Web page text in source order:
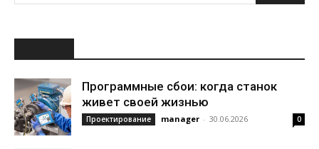
Программные сбои: когда станок
живет своей жизнью
Проектирование manager - 30.06.2026 0